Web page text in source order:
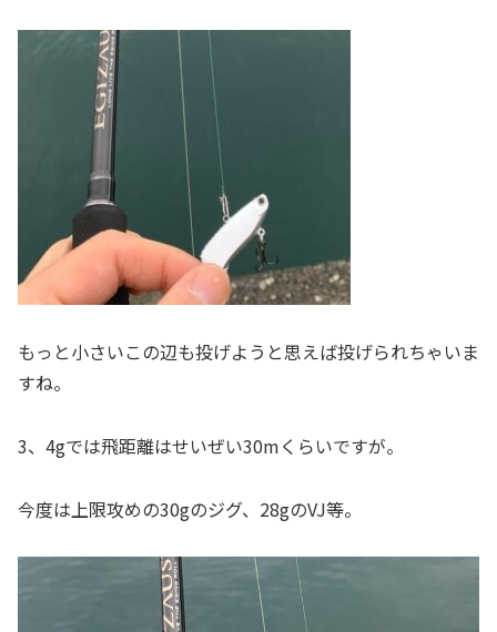
もっと小さいこの辺も投げようと思えば投げられちゃいま
すね。
3、4gでは飛距離はせいぜい30mくらいですが。
今度は上限攻めの30gのジグ、28gのVJ等。